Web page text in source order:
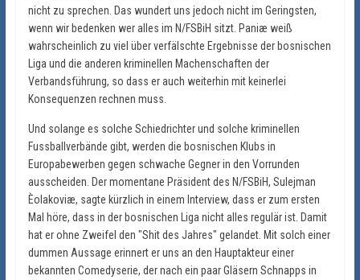
nicht zu sprechen. Das wundert uns jedoch nicht im Geringsten,
wenn wir bedenken wer alles im N/FSBiH sitzt. Paniæ weiß
wahrscheinlich zu viel über verfälschte Ergebnisse der bosnischen
Liga und die anderen kriminellen Machenschaften der
Verbandsführung, so dass er auch weiterhin mit keinerlei
Konsequenzen rechnen muss.
Und solange es solche Schiedrichter und solche kriminellen
Fussballverbände gibt, werden die bosnischen Klubs in
Europabewerben gegen schwache Gegner in den Vorrunden
ausscheiden. Der momentane Präsident des N/FSBiH, Sulejman
Èolakoviæ, sagte kürzlich in einem Interview, dass er zum ersten
Mal höre, dass in der bosnischen Liga nicht alles regulär ist. Damit
hat er ohne Zweifel den "Shit des Jahres" gelandet. Mit solch einer
dummen Aussage erinnert er uns an den Hauptakteur einer
bekannten Comedyserie, der nach ein paar Gläsern Schnapps in